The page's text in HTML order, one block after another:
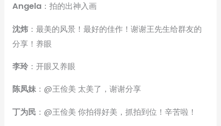
Angela ：拍的出神入画
沈炜 ：最美的风景！最好的佳作！谢谢王先生给群友的
分享！养眼
李玲 ：开眼又养眼
陈凤妹 ：@王俭美 太美了，谢谢分享
丁为民 ：@王俭美 你拍得好美，抓拍到位！辛苦啦！